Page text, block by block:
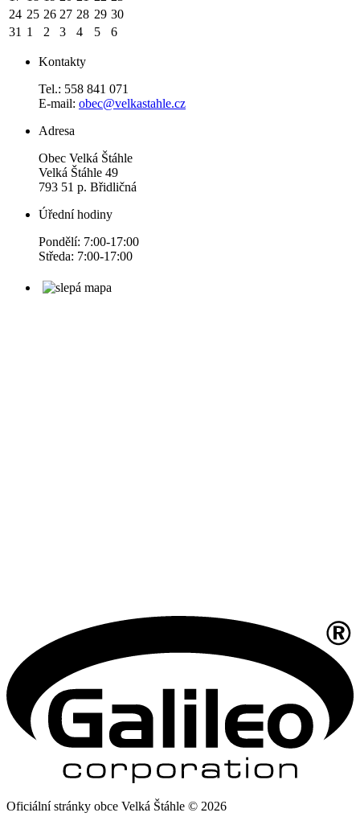
24 25 26 27 28 29 30
31 1 2 3 4 5 6
Kontakty
Tel.: 558 841 071
E-mail: obec@velkastahle.cz
Adresa
Obec Velká Štáhle
Velká Štáhle 49
793 51 p. Břidličná
Úřední hodiny
Pondělí: 7:00-17:00
Středa: 7:00-17:00
Oficiální stránky obce Velká Štáhle © 2026